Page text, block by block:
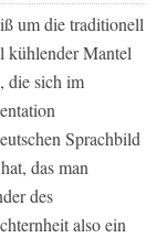
um die traditionell
kühlender Mantel
die sich im
Sprachbild
das man
des
also ein